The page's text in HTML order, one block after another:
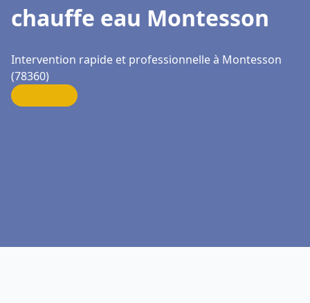
chauffe eau Montesson
Intervention rapide et professionnelle à Montesson
(78360)